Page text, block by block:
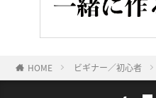
HOME ビギナー／初心者